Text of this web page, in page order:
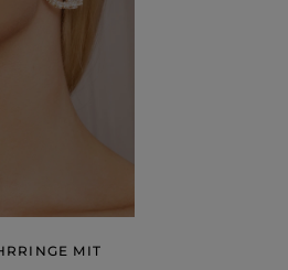
MIT